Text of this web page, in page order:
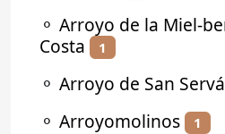
⚬ Arroyo de la Miel-
Costa
1
⚬ Arroyo de San
⚬ Arroyomolinos 1